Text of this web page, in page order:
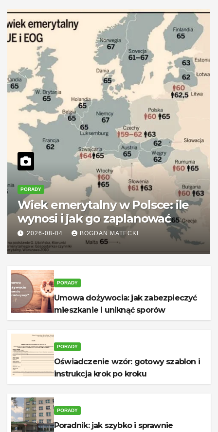
PORADY
Wiek emerytalny w Polsce: ile
wynosi i jak go zaplanować
2026-08-04 BOGDAN MATECKI
PORADY
Umowa dożywocia: jak zabezpieczyć
mieszkanie i uniknąć sporów
PORADY
Oświadczenie wzór: gotowy szablon i
instrukcja krok po kroku
PORADY
Poradnik: jak szybko i sprawnie